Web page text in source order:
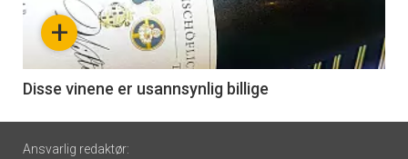
nå
6
+
Disse vinene er usannsynlig billige
Footer
Ansvarlig redaktør: